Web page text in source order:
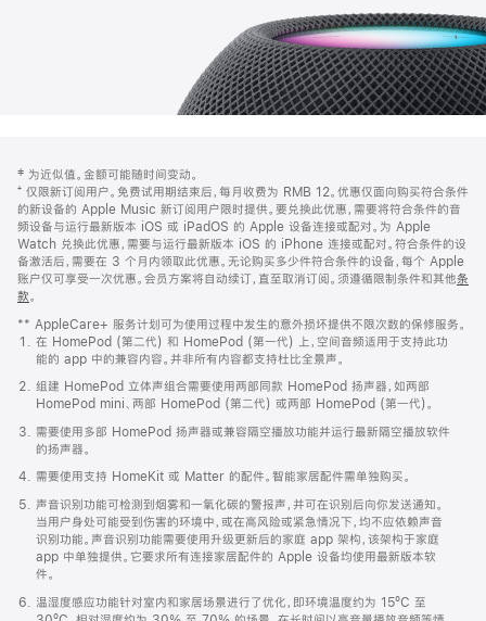
页
页
脚
注
‡ 为近似值。金额可能随时间变动。
⁺ 仅限新订阅用户。免费试用期结束后，每月收费为 RMB 12。优惠仅面向购买符合条件
的新设备的 Apple Music 新订阅用户限时提供。要兑换此优惠，需要将符合条件的音
频设备与运行最新版本 iOS 或 iPadOS 的 Apple 设备连接或配对。为 Apple
Watch 兑换此优惠，需要与运行最新版本 iOS 的 iPhone 连接或配对。符合条件的设
备激活后，需要在 3 个月内领取此优惠。无论购买多少件符合条件的设备，每个 Apple
账户仅可享受一次优惠。会员方案将自动续订，直至取消订阅。须遵循限制条件和其他条
款。
窗
口
中
打
开)
** AppleCare+ 服务计划可为使用过程中发生的意外损坏提供不限次数的保修服务。
在 HomePod (第二代) 和 HomePod (第一代) 上，空间音频适用于支持此功
能的 app 中的兼容内容。并非所有内容都支持杜比全景声。
组建 HomePod 立体声组合需要使用两部同款 HomePod 扬声器，如两部
HomePod mini、两部 HomePod (第二代) 或两部 HomePod (第一代)。
需要使用多部 HomePod 扬声器或兼容隔空播放功能并运行最新隔空播放软件
的扬声器。
需要使用支持 HomeKit 或 Matter 的配件。智能家居配件需单独购买。
声音识别功能可检测到烟雾和一氧化碳的警报声，并可在识别后向你发送通知。
当用户身处可能受到伤害的环境中，或在高风险或紧急情况下，均不应依赖声音
识别功能。声音识别功能需要使用升级更新后的家庭 app 架构，该架构于家庭
app 中单独提供。它要求所有连接家居配件的 Apple 设备均使用最新版本软
件。
温湿度感应功能针对室内和家居场景进行了优化，即环境温度约为 15ºC 至